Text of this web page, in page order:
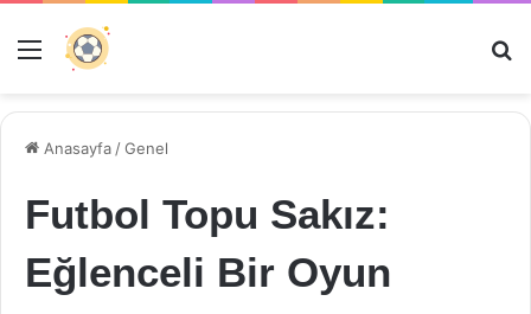
Menü
Anasayfa /Genel
Futbol Topu Sakız:
Eğlenceli Bir Oyun